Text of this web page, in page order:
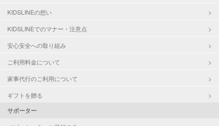
KIDSLINEの想い
KIDSLINEでのマナー・注意点
安心安全への取り組み
ご利用料金について
家事代行のご利用について
ギフトを贈る
サポーター